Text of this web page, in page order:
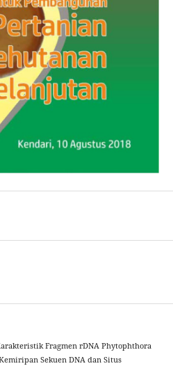
Fragmen rDNA Phytophthora
Sekuen DNA dan Situs